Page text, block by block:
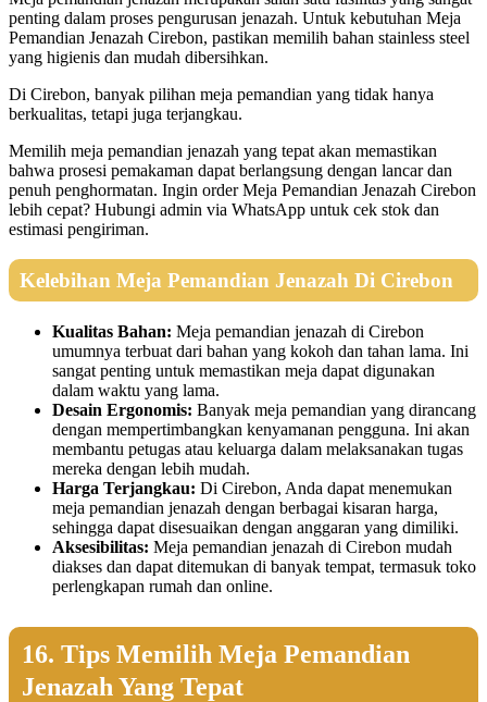
penting dalam proses pengurusan jenazah. Untuk kebutuhan Meja
Pemandian Jenazah Cirebon, pastikan memilih bahan stainless steel
yang higienis dan mudah dibersihkan.
Di Cirebon, banyak pilihan meja pemandian yang tidak hanya
berkualitas, tetapi juga terjangkau.
Memilih meja pemandian jenazah yang tepat akan memastikan
bahwa prosesi pemakaman dapat berlangsung dengan lancar dan
penuh penghormatan. Ingin order Meja Pemandian Jenazah Cirebon
lebih cepat? Hubungi admin via WhatsApp untuk cek stok dan
estimasi pengiriman.
Kelebihan Meja Pemandian Jenazah Di Cirebon
Kualitas Bahan: Meja pemandian jenazah di Cirebon
umumnya terbuat dari bahan yang kokoh dan tahan lama. Ini
sangat penting untuk memastikan meja dapat digunakan
dalam waktu yang lama.
Desain Ergonomis: Banyak meja pemandian yang dirancang
dengan mempertimbangkan kenyamanan pengguna. Ini akan
membantu petugas atau keluarga dalam melaksanakan tugas
mereka dengan lebih mudah.
Harga Terjangkau: Di Cirebon, Anda dapat menemukan
meja pemandian jenazah dengan berbagai kisaran harga,
sehingga dapat disesuaikan dengan anggaran yang dimiliki.
Aksesibilitas: Meja pemandian jenazah di Cirebon mudah
diakses dan dapat ditemukan di banyak tempat, termasuk toko
perlengkapan rumah dan online.
16. Tips Memilih Meja Pemandian
Jenazah Yang Tepat